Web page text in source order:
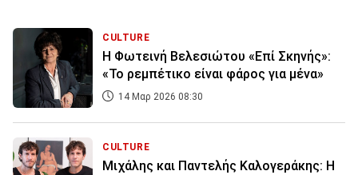
CULTURE
Η Φωτεινή Βελεσιώτου «Επί Σκηνής»:
«Το ρεμπέτικο είναι φάρος για μένα»
14 Μαρ 2026 08:30
CULTURE
Μιχάλης και Παντελής Καλογεράκης: Η